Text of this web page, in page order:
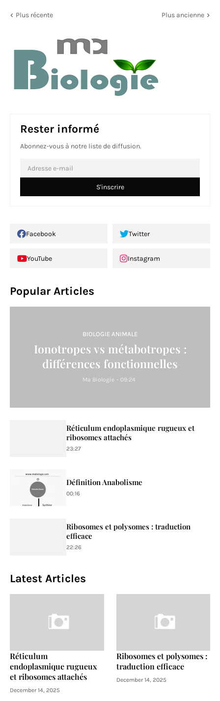
Plus récente Plus ancienne
Rester informé
Abonnez-vous à notre liste de diffusion.
Facebook Twitter
YouTube Instagram
Popular Articles
BIOLOGIE ANIMALE
Ionotropes vs métabotropes :
différences fonctionnelles
Ma Biologie - 09:24
Réticulum endoplasmique rugueux et
ribosomes attachés
23:27
Définition Anabolisme
00:16
Ribosomes et polysomes : traduction
efficace
22:26
Latest Articles
Réticulum
endoplasmique rugueux
et ribosomes attachés
December 14, 2025
Ribosomes et polysomes :
traduction efficace
December 14, 2025